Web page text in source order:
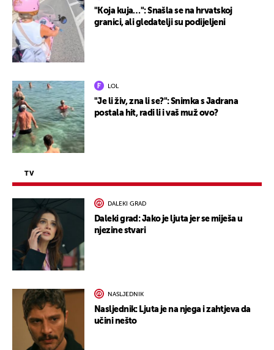
"Koja kuja…": Snašla se na hrvatskoj
granici, ali gledatelji su podijeljeni
LOL
"Je li živ, zna li se?": Snimka s Jadrana
postala hit, radi li i vaš muž ovo?
TV
DALEKI GRAD
Daleki grad: Jako je ljuta jer se miješa u
njezine stvari
NASLJEDNIK
Nasljednik: Ljuta je na njega i zahtjeva da
učini nešto